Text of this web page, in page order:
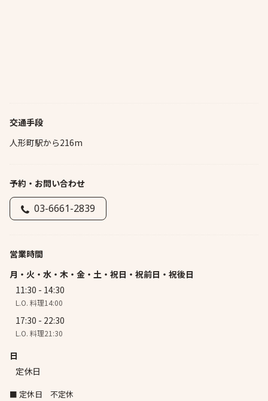
交通手段
人形町駅から216m
予約・お問い合わせ
03-6661-2839
営業時間
月・火・水・木・金・土・祝日・祝前日・祝後日
11:30 - 14:30
L.O. 料理14:00
17:30 - 22:30
L.O. 料理21:30
日
定休日
■ 定休日 不定休